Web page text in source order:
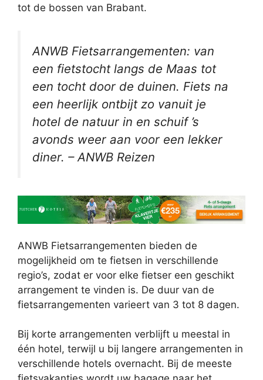
tot de bossen van Brabant.
ANWB Fietsarrangementen: van
een fietstocht langs de Maas tot
een tocht door de duinen. Fiets na
een heerlijk ontbijt zo vanuit je
hotel de natuur in en schuif ’s
avonds weer aan voor een lekker
diner. – ANWB Reizen
ANWB Fietsarrangementen bieden de
mogelijkheid om te fietsen in verschillende
regio’s, zodat er voor elke fietser een geschikt
arrangement te vinden is. De duur van de
fietsarrangementen varieert van 3 tot 8 dagen.
Bij korte arrangementen verblijft u meestal in
één hotel, terwijl u bij langere arrangementen in
verschillende hotels overnacht. Bij de meeste